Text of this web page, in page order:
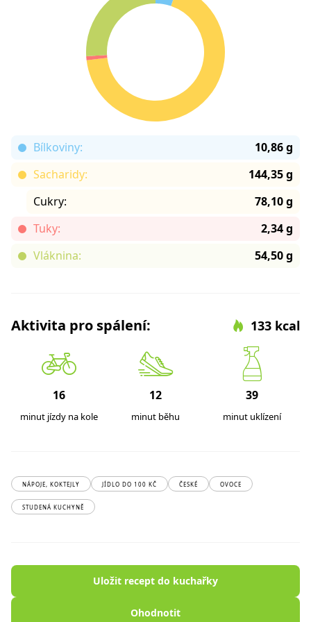
Bílkoviny:
10,86 g
Sacharidy:
144,35 g
Cukry:
78,10 g
Tuky:
2,34 g
Vláknina:
54,50 g
Aktivita pro spálení: 133 kcal
16
minut jízdy na kole
12
minut běhu
39
minut uklízení
NÁPOJE, KOKTEJLY JÍDLO DO 100 KČ ČESKÉ OVOCE
STUDENÁ KUCHYNĚ
Uložit recept do kuchařky
Ohodnotit